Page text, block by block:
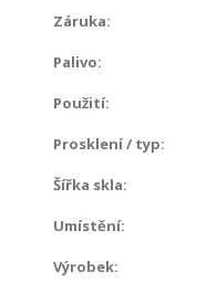
Záruka:
Palivo:
Použití:
Prosklení / typ:
Šířka skla:
Umístění:
Výrobek: